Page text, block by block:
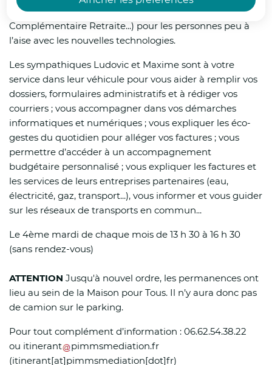
renforcées visant à protéger la population.
Actions :
Gestion de crise :
Le centre opérationnel départemental
(COD) sera activé à compter de 12h00 afin
de suivre
L’évolution de la situation et de prendre les
mesures nécessaires. Des points de situation,
dont les comptes rendus seront envoyés à la
presse, seront assurés dès 12h00 puis à
18h00 demain, puis 09h00, 13h00 et 18h00
jusqu’à la levée de la vigilance rouge.
Sauf circonstances particulières liées aux
conditions locales de sécurité ou d’accueil,
et les enseignants assurent la continuité de
l’accueil des élèves. Des aménagements
services publics (Carsat, MSA, CAF, CPAM,
Complémentaire Retraite...) pour les personnes peu à
l’aise avec les nouvelles technologies.
Les sympathiques Ludovic et Maxime sont à votre
service dans leur véhicule pour vous aider à remplir vos
dossiers, formulaires administratifs et à rédiger vos
courriers ; vous accompagner dans vos démarches
informatiques et numériques ; vous expliquer les éco-
gestes du quotidien pour alléger vos factures ; vous
permettre d’accéder à un accompagnement
budgétaire personnalisé ; vous expliquer les factures et
les services de leurs entreprises partenaires (eau,
électricité, gaz, transport...), vous informer et vous guider
sur les réseaux de transports en commun...
Le 4ème mardi de chaque mois de 13 h 30 à 16 h 30
(sans rendez-vous)
ATTENTION Jusqu'à nouvel ordre, les permanences ont
lieu au sein de la Maison pour Tous. Il n’y aura donc pas
de camion sur le parking.
Pour tout complément d’information : 06.62.54.38.22
ou itinerant pimmsmediation.fr
(itinerant[at]pimmsmediation[dot]fr)